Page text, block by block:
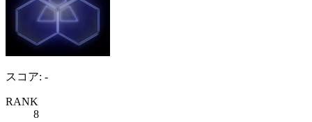
スコア: -
RANK
8